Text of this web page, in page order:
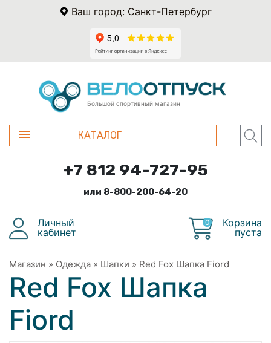
Ваш город: Санкт-Петербург
Большой спортивный магазин
КАТАЛОГ
+7 812 94-727-95
или 8-800-200-64-20
Личный
кабинет
0
Корзина
пуста
Магазин » Одежда » Шапки » Red Fox Шапка Fiord
Red Fox Шапка
Fiord